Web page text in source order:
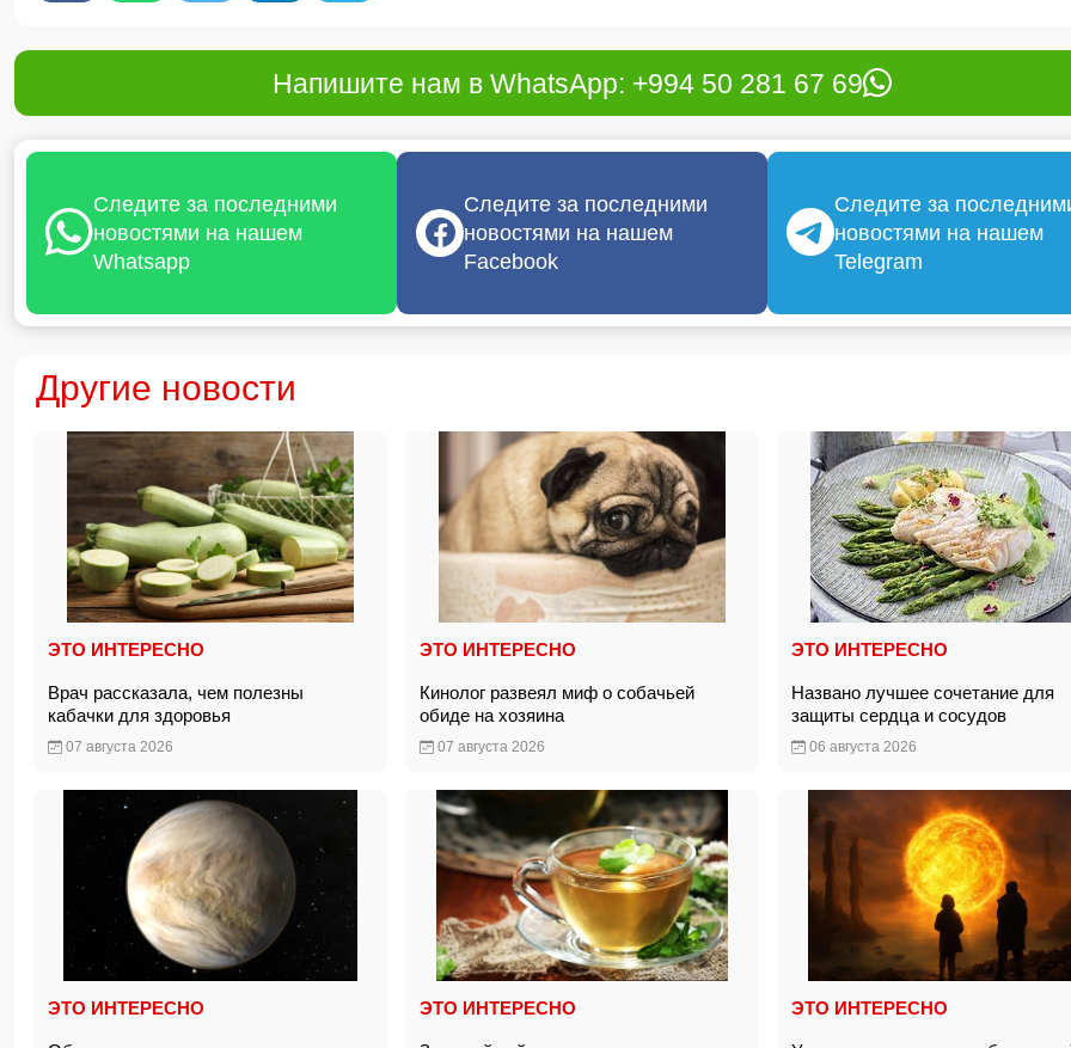
Напишите нам в WhatsApp: +994 50 281 67 69
Следите за последними
новостями на нашем
Whatsapp
Следите за последними
новостями на нашем
Facebook
Следите за
новостями на нашем
Telegram
Другие новости
ЭТО ИНТЕРЕСНО
Врач рассказала, чем полезны
кабачки для здоровья
07 августа 2026
ЭТО ИНТЕРЕСНО
Кинолог развеял миф о собачьей
обиде на хозяина
07 августа 2026
ЭТО ИНТЕРЕСНО
Названо лучшее сочетание для
защиты сердца и сосудов
06 августа 2026
ЭТО ИНТЕРЕСНО ЭТО ИНТЕРЕСНО ЭТО ИНТЕРЕСНО